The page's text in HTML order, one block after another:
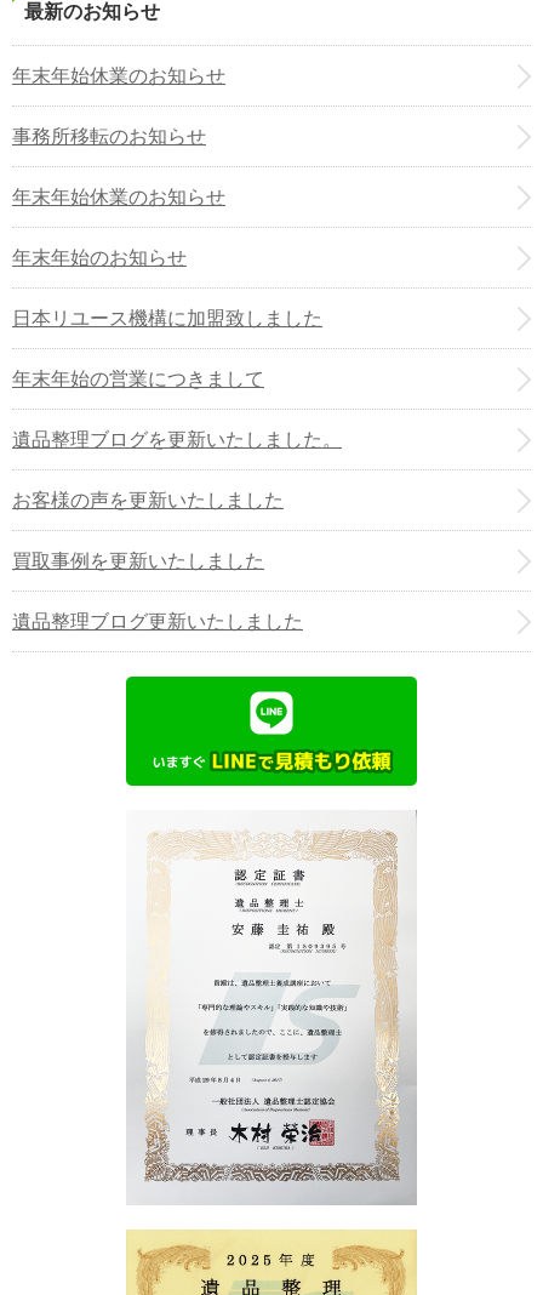
最新のお知らせ
年末年始休業のお知らせ
事務所移転のお知らせ
年末年始休業のお知らせ
年末年始のお知らせ
日本リユース機構に加盟致しました
年末年始の営業につきまして
遺品整理ブログを更新いたしました。
お客様の声を更新いたしました
買取事例を更新いたしました
遺品整理ブログ更新いたしました